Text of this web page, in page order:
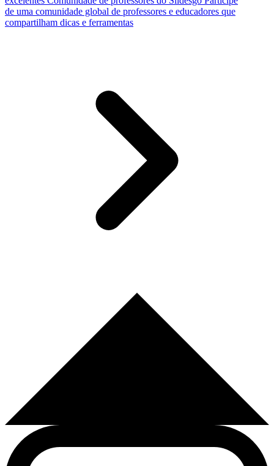
de uma comunidade global de professores e educadores que
compartilham dicas e ferramentas